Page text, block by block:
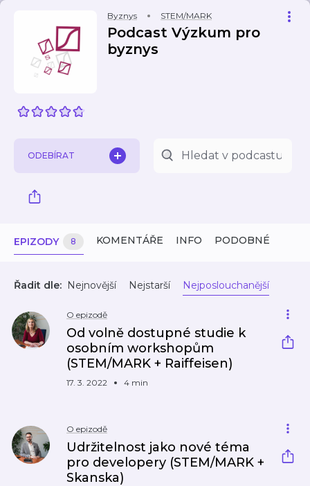
Byznys STEM/MARK
Podcast Výzkum pro
byznys
ODEBÍRAT
EPIZODY 8 KOMENTÁŘE INFO PODOBNÉ
Řadit dle: Nejnovější Nejstarší Nejposlouchanější
O epizodě
Od volně dostupné studie k
osobním workshopům
(STEM/MARK + Raiffeisen)
17. 3. 2022 4 min
O epizodě
Udržitelnost jako nové téma
pro developery (STEM/MARK +
Skanska)